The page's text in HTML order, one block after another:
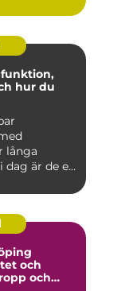
hur du
långa
dag är de ett
och
och